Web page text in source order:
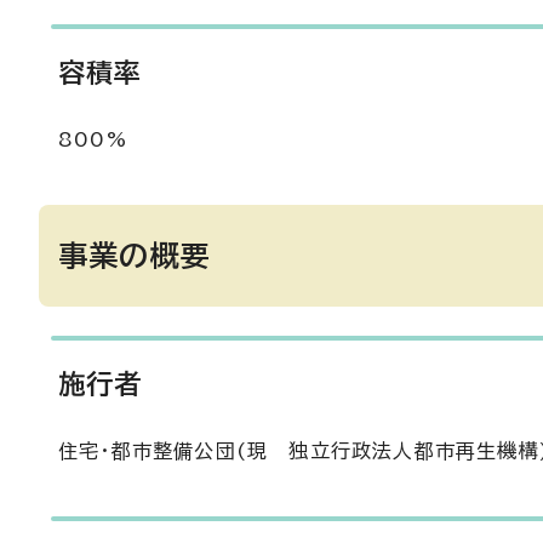
容積率
800%
事業の概要
施行者
住宅・都市整備公団(現 独立行政法人都市再生機